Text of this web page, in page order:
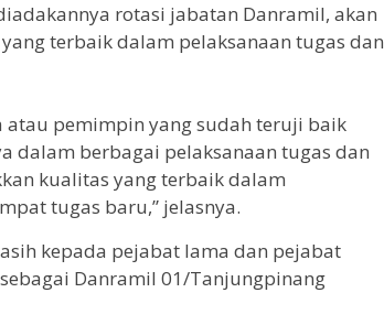
rotasi jabatan Danramil, akan
terbaik dalam pelaksanaan tugas dan
atau pemimpin yang sudah teruji baik
dalam berbagai pelaksanaan tugas dan
kualitas yang terbaik dalam
tugas baru,” jelasnya.
kepada pejabat lama dan pejabat
Danramil 01/Tanjungpinang